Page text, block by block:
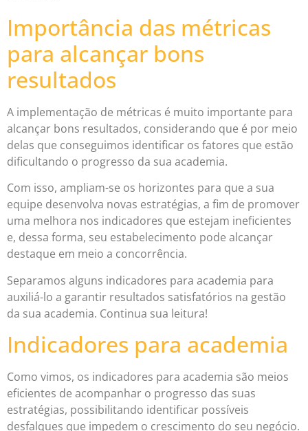
Importância das métricas
para alcançar bons
resultados
A implementação de métricas é muito importante para
alcançar bons resultados, considerando que é por meio
delas que conseguimos identificar os fatores que estão
dificultando o progresso da sua academia.
Com isso, ampliam-se os horizontes para que a sua
equipe desenvolva novas estratégias, a fim de promover
uma melhora nos indicadores que estejam ineficientes
e, dessa forma, seu estabelecimento pode alcançar
destaque em meio a concorrência.
Separamos alguns indicadores para academia para
auxiliá-lo a garantir resultados satisfatórios na gestão
da sua academia. Continua sua leitura!
Indicadores para academia
Como vimos, os indicadores para academia são meios
eficientes de acompanhar o progresso das suas
estratégias, possibilitando identificar possíveis
desfalques que impedem o crescimento do seu negócio.